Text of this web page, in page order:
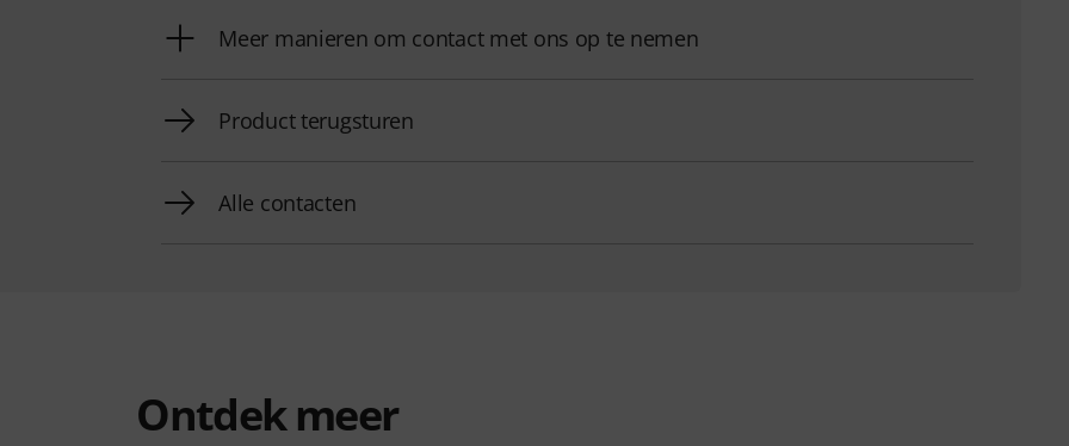
Meer manieren om contact met ons op te nemen
Product terugsturen
Alle contacten
Ontdek meer